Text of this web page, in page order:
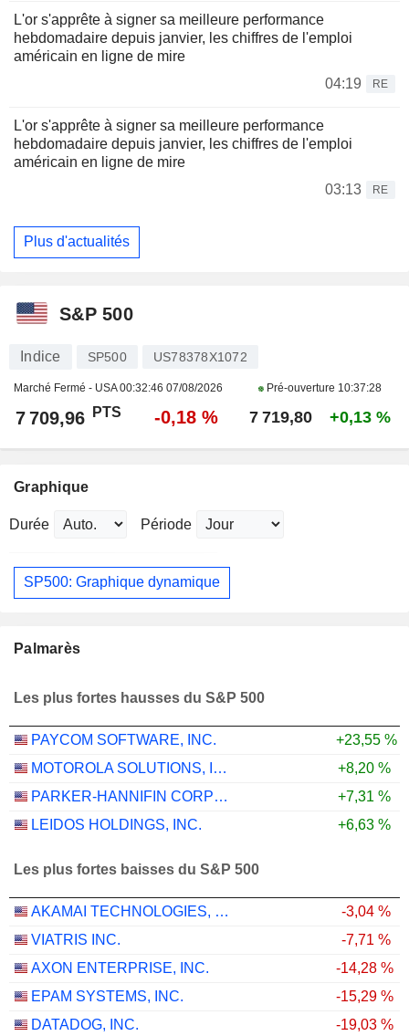
L'or s'apprête à signer sa meilleure performance
hebdomadaire depuis janvier, les chiffres de l'emploi
américain en ligne de mire
04:19
RE
L'or s'apprête à signer sa meilleure performance
hebdomadaire depuis janvier, les chiffres de l'emploi
américain en ligne de mire
03:13
RE
Plus d'actualités
S&P 500
Indice SP500 US78378X1072
Marché Fermé - USA00:32:46 07/08/2026 Pré-ouverture 10:37:28
7 709,96 PTS -0,18 % 7 719,80 +0,13 %
Graphique
Durée Période
SP500: Graphique dynamique
Palmarès
Les plus fortes hausses du S&P 500
PAYCOM SOFTWARE, INC.
+23,55 %
MOTOROLA SOLUTIONS, INC.
+8,20 %
PARKER-HANNIFIN CORPORATION
+7,31 %
LEIDOS HOLDINGS, INC.
+6,63 %
Les plus fortes baisses du S&P 500
AKAMAI TECHNOLOGIES, INC.
-3,04 %
VIATRIS INC.
-7,71 %
AXON ENTERPRISE, INC.
-14,28 %
EPAM SYSTEMS, INC.
-15,29 %
DATADOG, INC.
-19,03 %